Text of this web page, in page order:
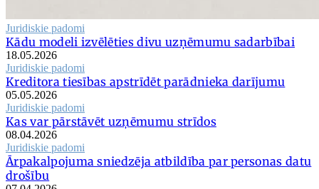
Juridiskie padomi
Kādu modeli izvēlēties divu uzņēmumu sadarbībai
18.05.2026
Juridiskie padomi
Kreditora tiesības apstrīdēt parādnieka darījumu
05.05.2026
Juridiskie padomi
Kas var pārstāvēt uzņēmumu strīdos
08.04.2026
Juridiskie padomi
Ārpakalpojuma sniedzēja atbildība par personas datu
drošību